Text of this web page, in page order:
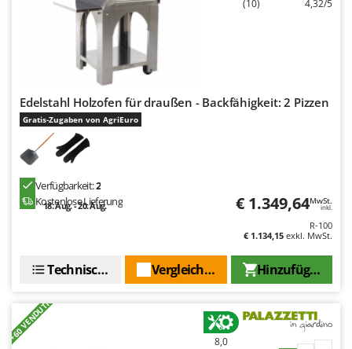
(10) 4,32/5
Edelstahl Holzofen für draußen - Backfähigkeit: 2 Pizzen
Gratis-Zugaben von AgriEuro
Verfügbarkeit:2
Kostenlose Lieferung
18. Aug. - 20. Aug. € 1.349,64MwSt.
inkl.
R-100
€ 1.134,15 exkl. MwSt.
Hinzufügen
Vergleichen Sie
Technische Daten
+60 VENDUTI 8,0